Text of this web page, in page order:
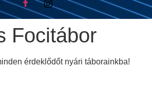
Focitábor
érdeklődőt nyári táborainkba!